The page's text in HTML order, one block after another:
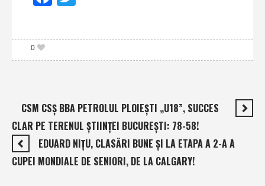
0
CSM CSŞ BBA PETROLUL PLOIEŞTI „U18”, SUCCES
CLAR PE TERENUL ŞTIINŢEI BUCUREŞTI: 78-58!
EDUARD NIŢU, CLASĂRI BUNE ŞI LA ETAPA A 2-A A
CUPEI MONDIALE DE SENIORI, DE LA CALGARY!